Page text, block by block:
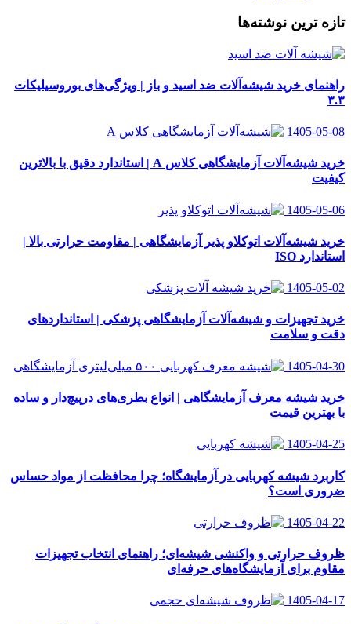
تازه ترین نوشته‌ها
راهنمای خرید شیشه‌آلات ضد اسید و باز | ویژگی‌های بوروسیلیکات
۳.۳
1405-05-08
خرید شیشه‌آلات آزمایشگاهی کلاس A | استاندارد دقیق با بالاترین
کیفیت
1405-05-06
خرید شیشه‌آلات اتوکلاو پذیر آزمایشگاهی | مقاومت حرارتی بالا |
استاندارد ISO
1405-05-02
خرید تجهیزات و شیشه‌آلات آزمایشگاهی پزشکی | استانداردهای
دقت و سلامت
1405-04-30
خرید شیشه معرف آزمایشگاهی | انواع بطری‌های در‌پیچ‌دار و ساده
با بهترین قیمت
1405-04-25
کاربرد شیشه کهربایی در آزمایشگاه؛ چرا محافظت از مواد حساس
ضروری است؟
1405-04-22
ظروف حرارتی و واکنشی شیشه‌ای؛ راهنمای انتخاب تجهیزات
مقاوم برای آزمایشگاه‌های حرفه‌ای
1405-04-17